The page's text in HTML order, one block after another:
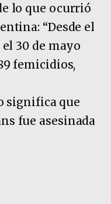
lo que ocurrió
“Desde el
el 30 de mayo
femicidios,
significa que
fue asesinada